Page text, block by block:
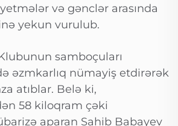
və gənclər arasında
yekun vurulub.
samboçuları
əzmkarlıq nümayiş etdirərək
atıblar. Belə ki,
58 kiloqram çəki
aparan Sahib Babayev